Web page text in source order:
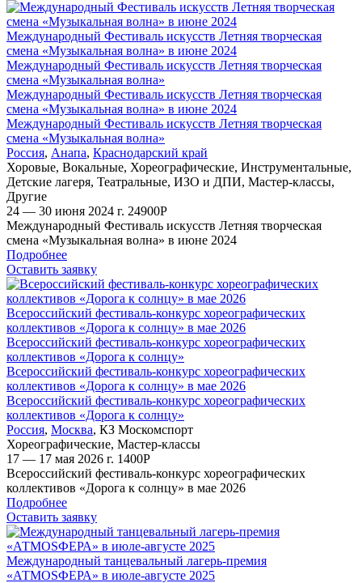
Международный Фестиваль искусств Летняя творческая
смена «Музыкальная волна» в июне 2024
Международный Фестиваль искусств Летняя творческая
смена «Музыкальная волна»
Международный Фестиваль искусств Летняя творческая
смена «Музыкальная волна» в июне 2024
Международный Фестиваль искусств Летняя творческая
смена «Музыкальная волна»
Россия, Анапа, Краснодарский край
Хоровые, Вокальные, Хореографические, Инструментальные,
Детские лагеря, Театральные, ИЗО и ДПИ, Мастер-классы,
Другие
24 — 30 июня 2024 г. 24900Р
Международный Фестиваль искусств Летняя творческая
смена «Музыкальная волна» в июне 2024
Подробнее
Оставить заявку
Всероссийский фестиваль-конкурс хореографических
коллективов «Дорога к солнцу» в мае 2026
Всероссийский фестиваль-конкурс хореографических
коллективов «Дорога к солнцу»
Всероссийский фестиваль-конкурс хореографических
коллективов «Дорога к солнцу» в мае 2026
Всероссийский фестиваль-конкурс хореографических
коллективов «Дорога к солнцу»
Россия, Москва, КЗ Москомспорт
Хореографические, Мастер-классы
17 — 17 мая 2026 г. 1400Р
Всероссийский фестиваль-конкурс хореографических
коллективов «Дорога к солнцу» в мае 2026
Подробнее
Оставить заявку
Международный танцевальный лагерь-премия
«АТМОSФЕРА» в июле-августе 2025